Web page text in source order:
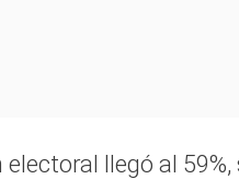
llegó al